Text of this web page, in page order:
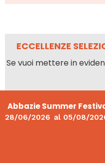
ECCELLENZE
Se vuoi mettere in
Abbazie Summer
28/06/2026 al 05/08/